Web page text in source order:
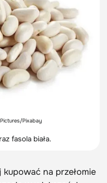
Pixabay
fasola biała.
na przełomie